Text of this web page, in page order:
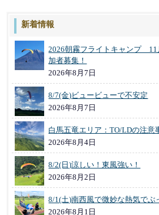
新着情報
2026朝霧フライトキャンプ 11
加者募集！
2026年8月7日
8/7(金)ビュービューで不安定
2026年8月7日
白馬五竜エリア：TO/LDの注意
2026年8月4日
8/2(日)涼しい！東風強い！
2026年8月2日
8/1(土)南西風で微妙な熱気でぶ
2026年8月1日